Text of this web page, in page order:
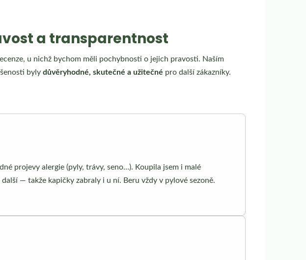
a transparentnost
u nichž bychom měli pochybnosti o jejich pravosti. Naším
byly důvěryhodné, skutečné a užitečné pro další zákazníky.
projevy alergie (pyly, trávy, seno…). Koupila jsem i malé
— takže kapičky zabraly i u ní. Beru vždy v pylové sezoně.